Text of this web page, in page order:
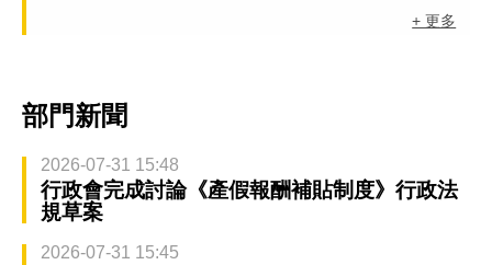
+ 更多
部門新聞
2026-07-31 15:48
行政會完成討論《產假報酬補貼制度》行政法
規草案
2026-07-31 15:45